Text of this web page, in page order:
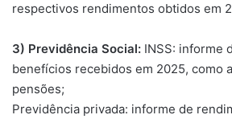
respectivos rendimentos obtidos em
3) Previdência Social: INSS: informe
benefícios recebidos em 2025, como
pensões;
Previdência privada: informe de